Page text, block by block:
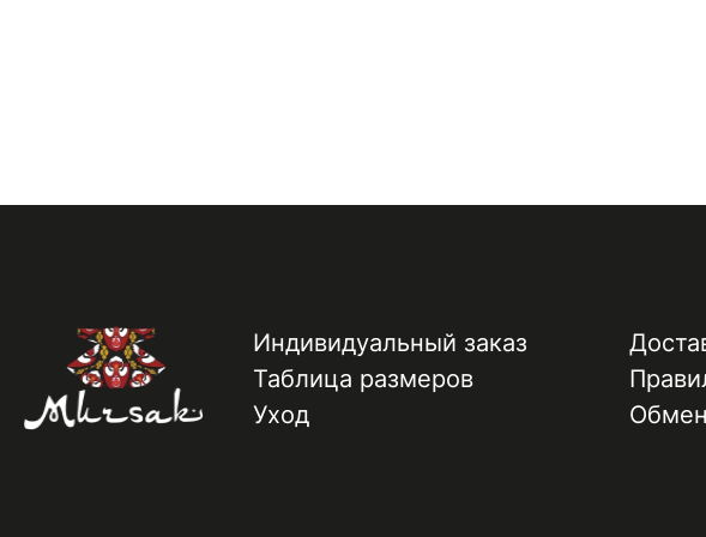
Индивидуальный заказ
Таблица размеров
Уход